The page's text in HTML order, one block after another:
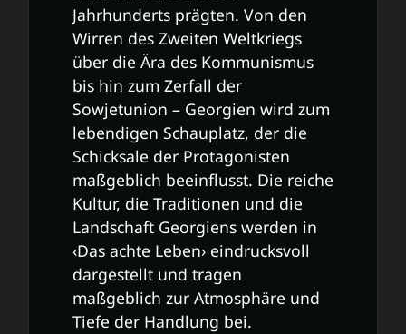
Jahrhunderts prägten. Von den
Wirren des Zweiten Weltkriegs
über die Ära des Kommunismus
bis hin zum Zerfall der
Sowjetunion – Georgien wird zum
lebendigen Schauplatz, der die
Schicksale der Protagonisten
maßgeblich beeinflusst. Die reiche
Kultur, die Traditionen und die
Landschaft Georgiens werden in
‹Das achte Leben› eindrucksvoll
dargestellt und tragen
maßgeblich zur Atmosphäre und
Tiefe der Handlung bei.